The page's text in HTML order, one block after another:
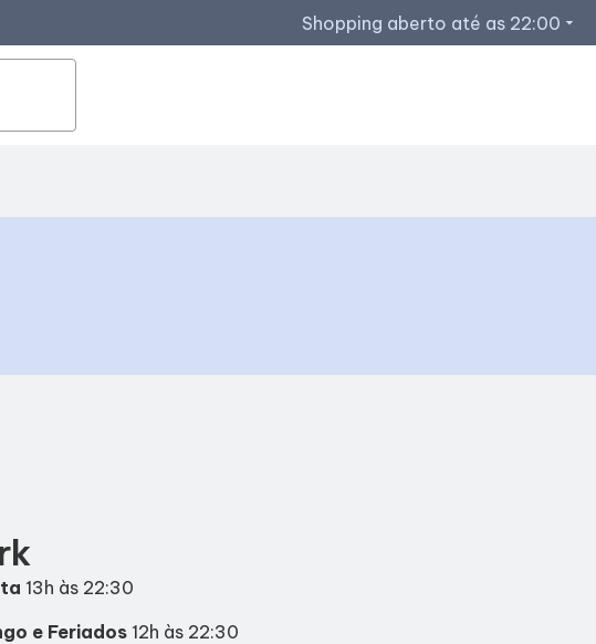
Shopping aberto até as 22:00 arrow_drop_down
13h às 22:30
e Feriados12h às 22:30